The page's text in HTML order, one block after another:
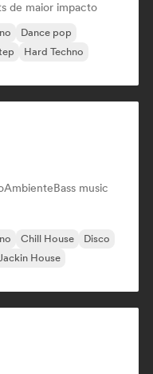
de maior impacto
Dance pop
Hard Techno
AmbienteBass music
Chill House
Disco
House